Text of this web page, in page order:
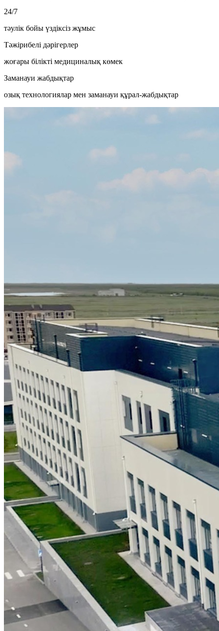
24/7
тәулік бойы үздіксіз жұмыс
Тәжірибелі дәрігерлер
жоғары білікті медициналық көмек
Заманауи жабдықтар
озық технологиялар мен заманауи құрал-жабдықтар